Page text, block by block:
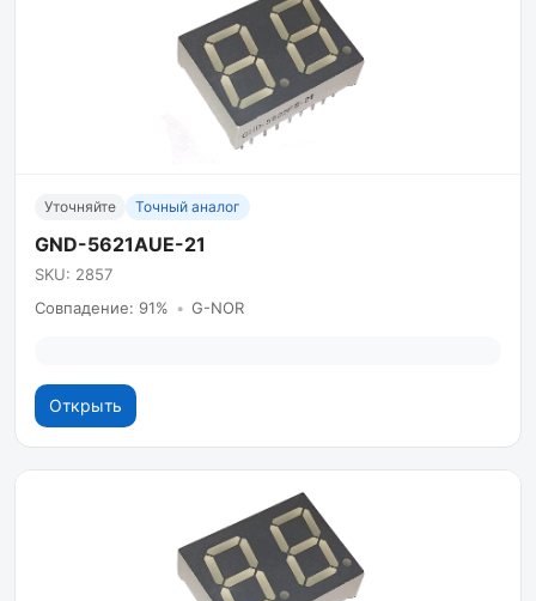
Уточняйте Точный аналог
GND-5621AUE-21
SKU: 2857
Совпадение: 91% • G-NOR
Открыть